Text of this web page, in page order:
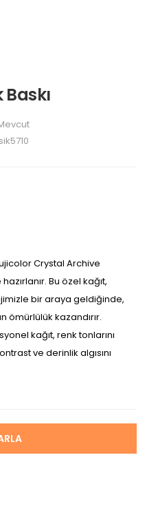
Crystal Archive
Bu özel kağıt,
bir araya geldiğinde,
ömürlülük kazandırır.
kağıt, renk tonlarını
ve derinlik algısını